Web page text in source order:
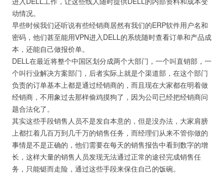
动情况。
早些时候我们还听说有些经销商居然有我们的ERP软件用户名和
密码，他们甚至能用VPN进入DELL的系统随时查看订单和产品成
本，还能自己做报价单。
DELL在最近将整个中国区划分成两个大部门，一个叫直销部，一
个叫行业解决方案部门，后者实际上就是个渠道部，在这个部门
负责的订单基本上都是通过经销商的，而且现在大家都在明着做
经销商，不用象过去那样偷鸡摸狗了，因为公司已经把经销商问
题合法化了。
其实这些手段销售人员不是发自本意的，但是没办法，大家肩膀
上都扛着几百万到几千万的销售任务，而经理们从来不管你做的
事情是不是正确的，他们需要在每天的销售报告中看到数字的增
长，这样大量的销售人员发现无法通过正常的途径完成销售任
务，只能铤而走险，通过这些手段来保住自己的饭碗。